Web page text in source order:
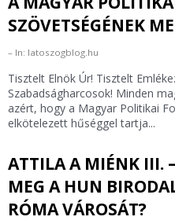
SZÖVETSÉGÉNEK
In: latoszogblog.hu
Tisztelt Elnök Úr! Tisztelt
Szabadságharcosok! Minden
azért, hogy a Magyar Politikai
elkötelezett hűséggel tartja...
ATTILA A MIÉNK III.
MEG A HUN
RÓMA VÁROSÁT?